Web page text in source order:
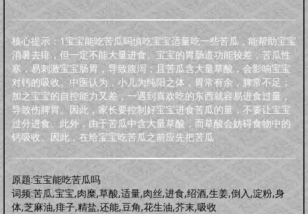
道学经
典
四库全
书
苑
养生撷
粹
道家文
化
哲学宗
教
古典散
文
词
古典小
说
外国文
学
新约 旧
约
可兰经
约
学
佛教经
文
人生指数
人生指数 社会指数 职业指数 道德指数 基元指数 康寿指数
先天指数
上古咒语
明品生活
调养保健 鸡汤杂谈 风水家居 中正汉服 文化活动 海宇天堂
五力三要
虚拟人生
虚拟父母
人生五术
技能职场 婚恋家庭 人际社交 思维道德
道学五术
道学卜算术 道学命理术 道学仙山术 道学相术
道学医术
核心提示：1宝宝能吃苦瓜吗慎吃宝宝适量吃一些苦瓜，能帮助宝宝
消暑去痱，但一定不能大量进食。宝宝的胃肠道功能较差，苦瓜性
寒，易刺激宝宝肠胃，导致腹泻；且苦瓜含大量草酸，会影响宝宝
对钙的吸收。中医认为，小儿为纯阳之体，胃常有余，脾常不足；
加之宝宝的自控能力又差，一遇到喜欢吃的东西就容易进食过量，
导致伤脾胃。因此，家长要控制好宝宝进食苦瓜的量，不要让宝宝
过分进食。此外，由于苦瓜中含大量草酸，而草酸会妨碍食物中的
钙吸收。因此，在给宝宝吃苦瓜之前应先把苦瓜
原题:宝宝能吃苦瓜吗
词频:苦瓜,宝宝,肉糜,草酸,适量,肉丝,进食,绍酒,生姜,倒入,淀粉,身
体,芝麻油,痱子,精盐,还能,豆角,花生油,芥末,吸收